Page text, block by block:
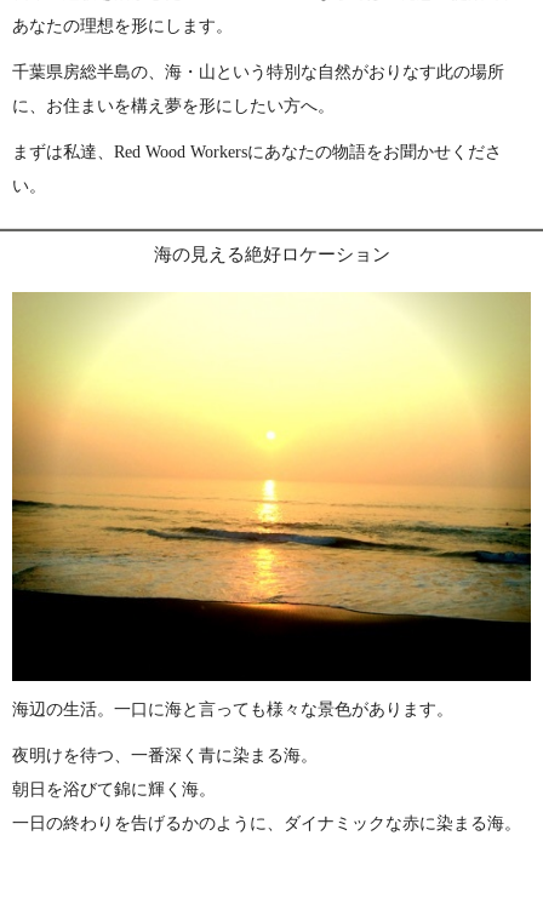
あなたの理想を形にします。
千葉県房総半島の、海・山という特別な自然がおりなす此の場所
に、お住まいを構え夢を形にしたい方へ。
まずは私達、Red Wood Workersにあなたの物語をお聞かせくださ
い。
海の見える絶好ロケーション
海辺の生活。一口に海と言っても様々な景色があります。
夜明けを待つ、一番深く青に染まる海。
朝日を浴びて錦に輝く海。
一日の終わりを告げるかのように、ダイナミックな赤に染まる海。